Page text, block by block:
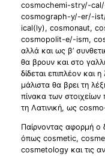
cosmochemi-stry/-
cosmograph-y/-er/-
ical(ly), cosmonaut,
cosmopolit-e/-ism,
αλλά και ως β’
θα βρουν και στο
δίδεται επιπλέον και
μάλιστα θα βρει τη
πίνακα των στοιχείων
τη Λατινική, ως
Παίρνοντας αφορμή ο
όπως cosmetic,
cosmetology και τις